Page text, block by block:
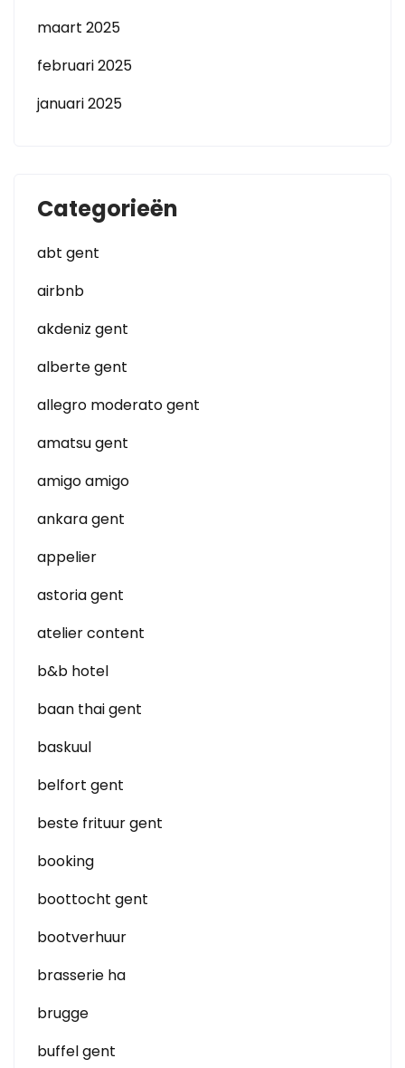
maart 2025
februari 2025
januari 2025
Categorieën
abt gent
airbnb
akdeniz gent
alberte gent
allegro moderato gent
amatsu gent
amigo amigo
ankara gent
appelier
astoria gent
atelier content
b&b hotel
baan thai gent
baskuul
belfort gent
beste frituur gent
booking
boottocht gent
bootverhuur
brasserie ha
brugge
buffel gent